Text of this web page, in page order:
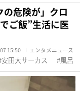
の危険が」クロ
ご飯”生活に医
15:50 エンタメニュース
安田大サーカス 風呂